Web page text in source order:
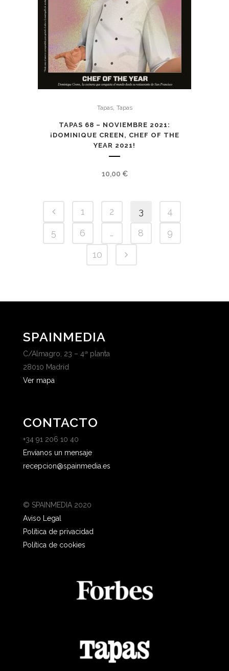
Tapas, Tapas
TAPAS 68 – NOVIEMBRE 2021:
¡DOMINIQUE CREEN, CHEF OF THE
YEAR 2021!
10,00 €
1 2 3
4
5
6 … 8
9
10
SPAINMEDIA
C/Almagro, 23 – 4ª planta
28010 Madrid
Ver mapa
CONTACTO
+34 91 206 10 40
Envíanos un mensaje
recepcion@spainmedia.es
© SPAINMEDIA 2020
Aviso Legal
Política de privacidad
Política de cookies